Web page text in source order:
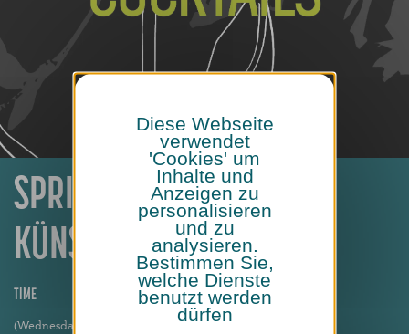
SPRITTWOCH WIRD
KÜNSTLERISCH!
TIME
(Wednesday) 17h30 - 23h30
Diese Webseite
verwendet
'Cookies' um
Inhalte und
Anzeigen zu
personalisieren
und zu
analysieren.
Bestimmen Sie,
welche Dienste
benutzt werden
dürfen